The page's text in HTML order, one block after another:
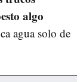
algo
agua solo de